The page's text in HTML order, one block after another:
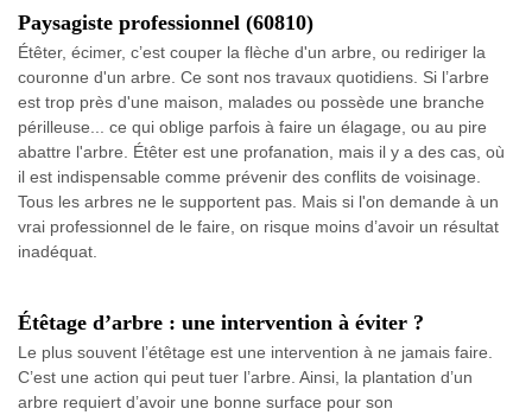
Paysagiste professionnel (60810)
Étêter, écimer, c’est couper la flèche d'un arbre, ou rediriger la
couronne d'un arbre. Ce sont nos travaux quotidiens. Si l’arbre
est trop près d'une maison, malades ou possède une branche
périlleuse... ce qui oblige parfois à faire un élagage, ou au pire
abattre l'arbre. Étêter est une profanation, mais il y a des cas, où
il est indispensable comme prévenir des conflits de voisinage.
Tous les arbres ne le supportent pas. Mais si l'on demande à un
vrai professionnel de le faire, on risque moins d’avoir un résultat
inadéquat.
Étêtage d’arbre : une intervention à éviter ?
Le plus souvent l’étêtage est une intervention à ne jamais faire.
C’est une action qui peut tuer l’arbre. Ainsi, la plantation d’un
arbre requiert d’avoir une bonne surface pour son